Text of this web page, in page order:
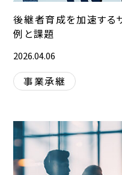
後継者育成を加速する
例と課題
2026.04.06
事業承継